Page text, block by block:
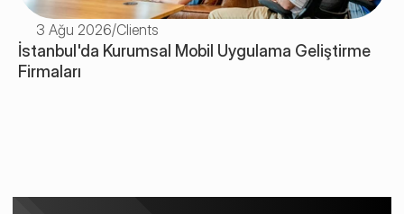
3 Ağu 2026/Clients
İstanbul'da Kurumsal Mobil Uygulama Geliştirme
Firmaları